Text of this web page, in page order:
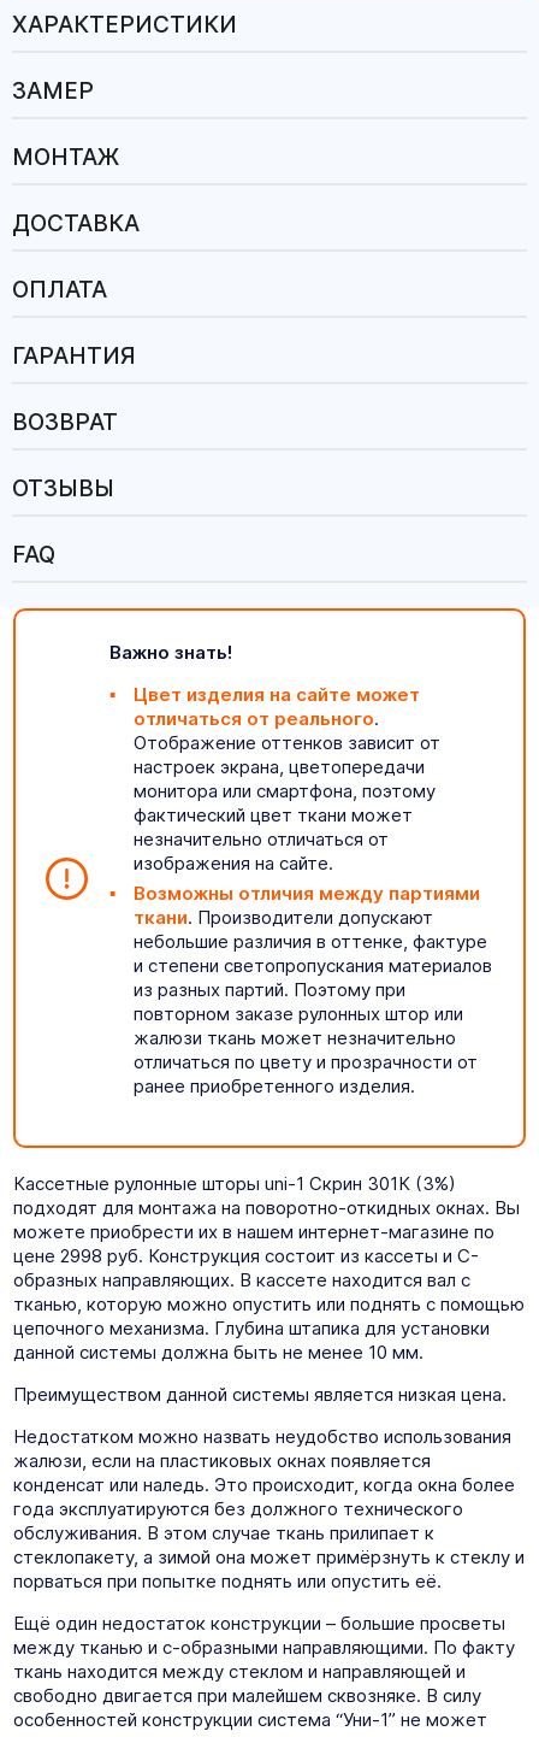
ХАРАКТЕРИСТИКИ
ЗАМЕР
МОНТАЖ
ДОСТАВКА
ОПЛАТА
ГАРАНТИЯ
ВОЗВРАТ
ОТЗЫВЫ
FAQ
Важно знать!
Цвет изделия на сайте может
отличаться от реального.
Отображение оттенков зависит от
настроек экрана, цветопередачи
монитора или смартфона, поэтому
фактический цвет ткани может
незначительно отличаться от
изображения на сайте.
Возможны отличия между партиями
ткани. Производители допускают
небольшие различия в оттенке, фактуре
и степени светопропускания материалов
из разных партий. Поэтому при
повторном заказе рулонных штор или
жалюзи ткань может незначительно
отличаться по цвету и прозрачности от
ранее приобретенного изделия.
Кассетные рулонные шторы uni-1 Скрин 301К (3%)
подходят для монтажа на поворотно-откидных окнах. Вы
можете приобрести их в нашем интернет-магазине по
цене 2998 руб. Конструкция состоит из кассеты и C-
образных направляющих. В кассете находится вал с
тканью, которую можно опустить или поднять с помощью
цепочного механизма. Глубина штапика для установки
данной системы должна быть не менее 10 мм.
Преимуществом данной системы является низкая цена.
Недостатком можно назвать неудобство использования
жалюзи, если на пластиковых окнах появляется
конденсат или наледь. Это происходит, когда окна более
года эксплуатируются без должного технического
обслуживания. В этом случае ткань прилипает к
стеклопакету, а зимой она может примёрзнуть к стеклу и
порваться при попытке поднять или опустить её.
Ещё один недостаток конструкции – большие просветы
между тканью и с-образными направляющими. По факту
ткань находится между стеклом и направляющей и
свободно двигается при малейшем сквозняке. В силу
особенностей конструкции система “Уни-1” не может